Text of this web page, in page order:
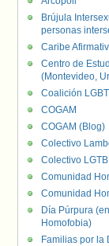
Brújula
personas
Caribe
Centro de
(Montevideo,
Coalición
COGAM
COGAM (Blog)
Colectivo
Colectivo
Comunidad
Comunidad
Día Púrpura
Homofobia)
Familias por la